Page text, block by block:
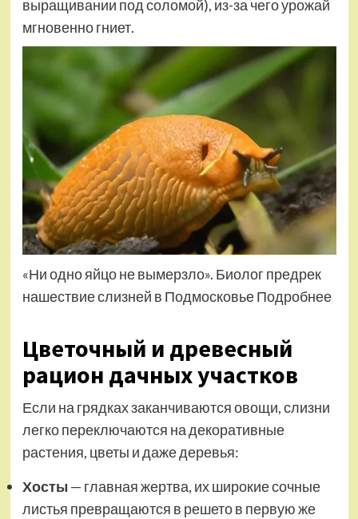
выращивании под соломой), из-за чего урожай
мгновенно гниет.
«Ни одно яйцо не вымерзло». Биолог предрек
нашествие слизней в Подмосковье Подробнее
Цветочный и древесный
рацион дачных участков
Если на грядках заканчиваются овощи, слизни
легко переключаются на декоративные
растения, цветы и даже деревья:
Хосты — главная жертва, их широкие сочные
листья превращаются в решето в первую же